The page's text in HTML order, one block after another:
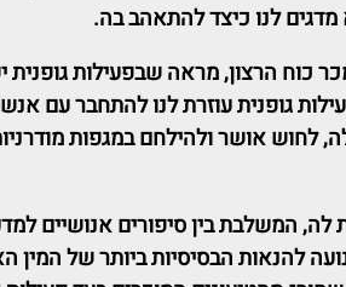
לנו כיצד להתאהב בה.
כוח הרצון,מראה שבפעילות גופנית
גופנית עוזרת לנו להתחבר עם
לחוש אושר ולהילחם במגפות
לה, המשלבת בין סיפורים אנושיים
להנאות הבסיסיות ביותר של המין